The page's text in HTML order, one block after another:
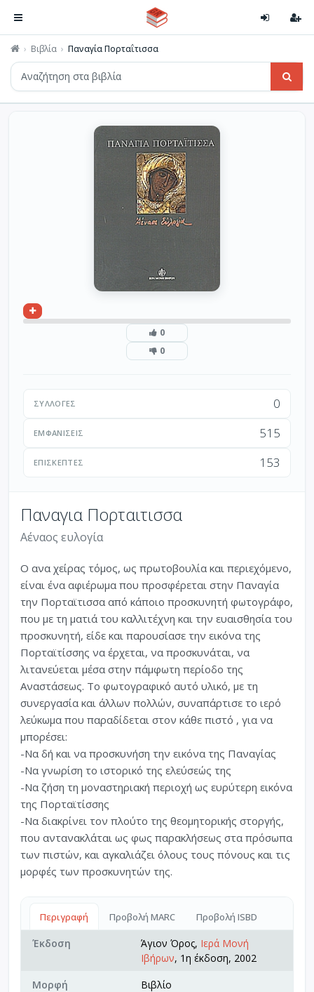
Βιβλία Παναγία Πορταΐτισσα
0
0
ΣΥΛΛΟΓΈΣ 0
ΕΜΦΑΝΊΣΕΙΣ 515
ΕΠΙΣΚΈΠΤΕΣ 153
Παναγια Πορταιτισσα
Αέναος ευλογία
Ο ανα χείρας τόμος, ως πρωτοβουλία και περιεχόμενο,
είναι ένα αφιέρωμα που προσφέρεται στην Παναγία
την Πορταϊτισσα από κάποιο προσκυνητή φωτογράφο,
που με τη ματιά του καλλιτέχνη και την ευαισθησία του
προσκυνητή, είδε και παρουσίασε την εικόνα της
Πορταϊτίσσης να έρχεται, να προσκυνάται, να
λιτανεύεται μέσα στην πάμφωτη περίοδο της
Αναστάσεως. Το φωτογραφικό αυτό υλικό, με τη
συνεργασία και άλλων πολλών, συναπάρτισε το ιερό
λεύκωμα που παραδίδεται στον κάθε πιστό , για να
μπορέσει:
-Να δή και να προσκυνήση την εικόνα της Παναγίας
-Να γνωρίση το ιστορικό της ελεύσεώς της
-Να ζήση τη μοναστηριακή περιοχή ως ευρύτερη εικόνα
της Πορταϊτίσσης
-Να διακρίνει τον πλούτο της θεομητορικής στοργής,
που αντανακλάται ως φως παρακλήσεως στα πρόσωπα
των πιστών, και αγκαλιάζει όλους τους πόνους και τις
μορφές των προσκυνητών της.
Περιγραφή Προβολή MARC Προβολή ISBD
Έκδοση Άγιον Όρος, Ιερά Μονή
Ιβήρων, 1η έκδοση, 2002
Μορφή
Βιβλίο